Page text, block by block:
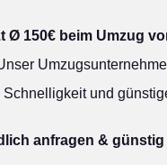
Ø 150€ beim Umzug
und
anfragen &